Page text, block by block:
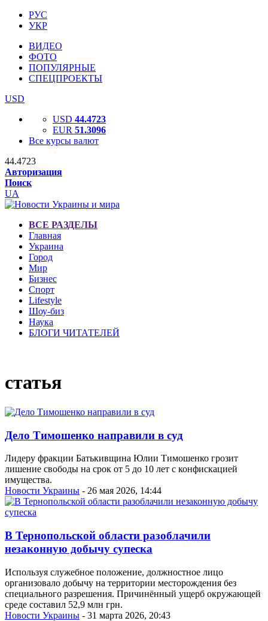
РУС
УКР
ВИДЕО
ФОТО
ПОПУЛЯРНЫЕ
СПЕЦПРОЕКТЫ
USD
USD 44.4723
EUR 51.3096
Все курсы валют
44.4723
Авторизация
Поиск
UA
ВСЕ РАЗДЕЛЫ
Главная
Украина
Город
Мир
Бизнес
Спорт
Lifestyle
Шоу-биз
Наука
БЛОГИ ЧИТАТЕЛЕЙ
статья
Дело Тимошенко направили в суд
Лидеру фракции Батькивщина Юлии Тимошенко грозит
лишение свободы на срок от 5 до 10 лет с конфискацией
имущества.
Новости Украины - 26 мая 2026, 14:44
В Тернопольской области разоблачили
незаконную добычу супеска
Используя служебное положение, должностное лицо
организовало добычу на территории месторождения без
специального разрешения. Причинённый ущерб окружающей
среде составил 52,9 млн грн.
Новости Украины - 31 марта 2026, 20:43